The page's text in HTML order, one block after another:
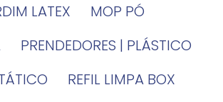
LATEX
MOP PÓ
PRENDEDORES | PLÁSTICO
REFIL LIMPA BOX